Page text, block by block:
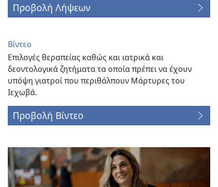
Προβολή Λήψεων
Βίντεο
Επιλογές θεραπείας καθώς και ιατρικά και
δεοντολογικά ζητήματα τα οποία πρέπει να έχουν
υπόψη γιατροί που περιθάλπουν Μάρτυρες του
Ιεχωβά.
Προβολή Βίντεο